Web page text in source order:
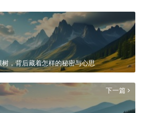
，背后藏着怎样的秘密与心思
下一篇